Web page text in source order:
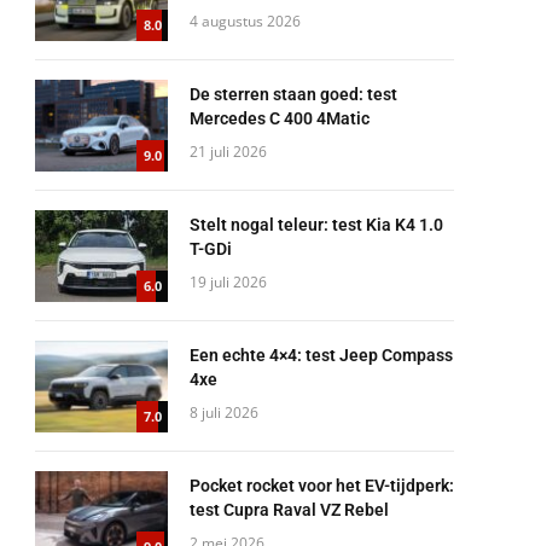
8.0 4 augustus 2026
9.0
De sterren staan goed: test
Mercedes C 400 4Matic
21 juli 2026
6.0
Stelt nogal teleur: test Kia K4 1.0
T-GDi
19 juli 2026
7.0
Een echte 4×4: test Jeep Compass
4xe
8 juli 2026
Pocket rocket voor het EV-tijdperk:
test Cupra Raval VZ Rebel